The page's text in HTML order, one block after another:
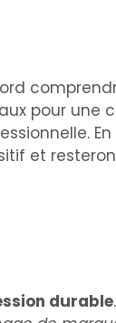
pour une
et
durable